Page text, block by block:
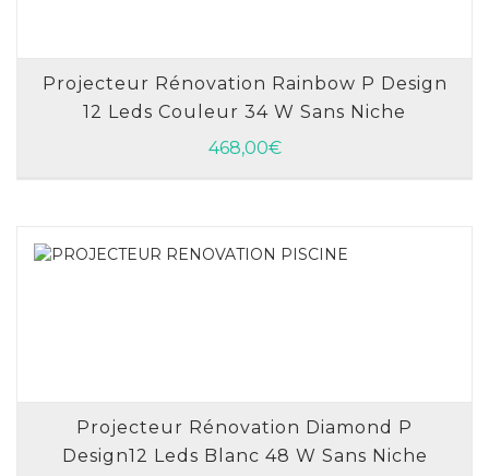
Projecteur Rénovation Rainbow P Design
12 Leds Couleur 34 W Sans Niche
468,00€
AJOUTER AU PANIER
Projecteur Rénovation Diamond P
Design12 Leds Blanc 48 W Sans Niche